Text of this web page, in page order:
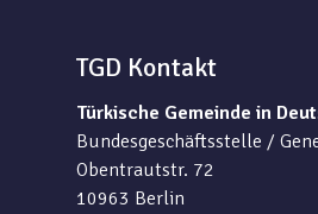
TGD Kontakt
Türkische Gemeinde in
Bundesgeschäftsstelle /
Obentrautstr. 72
10963 Berlin